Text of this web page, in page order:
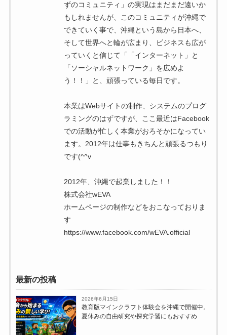
ずのコミュニティ」の実現はまだまだ遠いか
もしれませんが、このコミュニティが沖縄で
できていく事で、沖縄という島から日本へ、
そして世界へと輪が広まり、ビジネスも広が
っていくと信じて「「インターネット」と
「ソーシャルネットワーク」を広めよ
う！！」と、頑張っている毎日です。
本業はWebサイトの制作、システムのプログ
ラミングのはずですが、ここ最近はFacebook
での活動が忙しく本業がおろそかになってい
ます。2012年は仕事もきちんと頑張るつもり
です(^^v
2012年、沖縄で起業しました！！
株式会社wEVA
ホームページの制作などをおこなっておりま
す
https://www.facebook.com/wEVA.official
最新の投稿
2026年6月15日
教育版マインクラフト体験会を沖縄で開催中。
夏休みの自由研究や探究学習にもおすすめ